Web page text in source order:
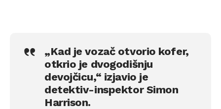
„Kad je vozač otvorio kofer,
otkrio je dvogodišnju
devojčicu,“ izjavio je
detektiv-inspektor Simon
Harrison.